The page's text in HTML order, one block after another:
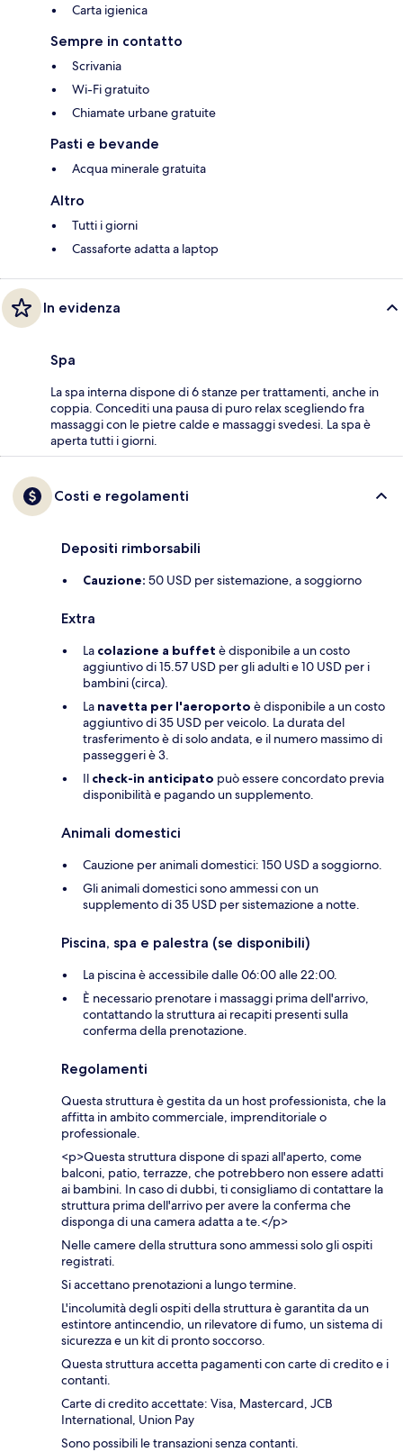
Carta igienica
Sempre in contatto
Scrivania
Wi-Fi gratuito
Chiamate urbane gratuite
Pasti e bevande
Acqua minerale gratuita
Altro
Tutti i giorni
Cassaforte adatta a laptop
In evidenza
Spa
La spa interna dispone di 6 stanze per trattamenti, anche in
coppia. Concediti una pausa di puro relax scegliendo fra
massaggi con le pietre calde e massaggi svedesi. La spa è
aperta tutti i giorni.
Costi e regolamenti
Depositi rimborsabili
Cauzione: 50 USD per sistemazione, a soggiorno
Extra
La colazione a buffet è disponibile a un costo
aggiuntivo di 15.57 USD per gli adulti e 10 USD per i
bambini (circa).
La navetta per l'aeroporto è disponibile a un costo
aggiuntivo di 35 USD per veicolo. La durata del
trasferimento è di solo andata, e il numero massimo di
passeggeri è 3.
Il check-in anticipato può essere concordato previa
disponibilità e pagando un supplemento.
Animali domestici
Cauzione per animali domestici: 150 USD a soggiorno.
Gli animali domestici sono ammessi con un
supplemento di 35 USD per sistemazione a notte.
Piscina, spa e palestra (se disponibili)
La piscina è accessibile dalle 06:00 alle 22:00.
È necessario prenotare i massaggi prima dell'arrivo,
contattando la struttura ai recapiti presenti sulla
conferma della prenotazione.
Regolamenti
Questa struttura è gestita da un host professionista, che la
affitta in ambito commerciale, imprenditoriale o
professionale.
<p>Questa struttura dispone di spazi all'aperto, come
balconi, patio, terrazze, che potrebbero non essere adatti
ai bambini. In caso di dubbi, ti consigliamo di contattare la
struttura prima dell'arrivo per avere la conferma che
disponga di una camera adatta a te.</p>
Nelle camere della struttura sono ammessi solo gli ospiti
registrati.
Si accettano prenotazioni a lungo termine.
L'incolumità degli ospiti della struttura è garantita da un
estintore antincendio, un rilevatore di fumo, un sistema di
sicurezza e un kit di pronto soccorso.
Questa struttura accetta pagamenti con carte di credito e i
contanti.
Carte di credito accettate: Visa, Mastercard, JCB
International, Union Pay
Sono possibili le transazioni senza contanti.